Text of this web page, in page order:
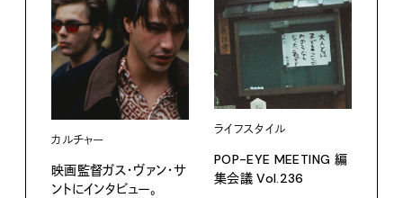
カルチャー
映画監督ガス・ヴァン・サ
ントにインタビュー。
ライフスタイル
POP-EYE MEETING 編
集会議 Vol.236